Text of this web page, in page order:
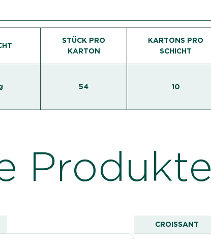
STÜCK PRO
KARTON
KARTONS PRO
SCHICHT
54 10
Produkte
CROISSANT